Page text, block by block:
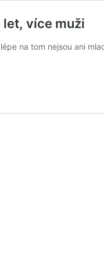
více muži
na tom nejsou ani